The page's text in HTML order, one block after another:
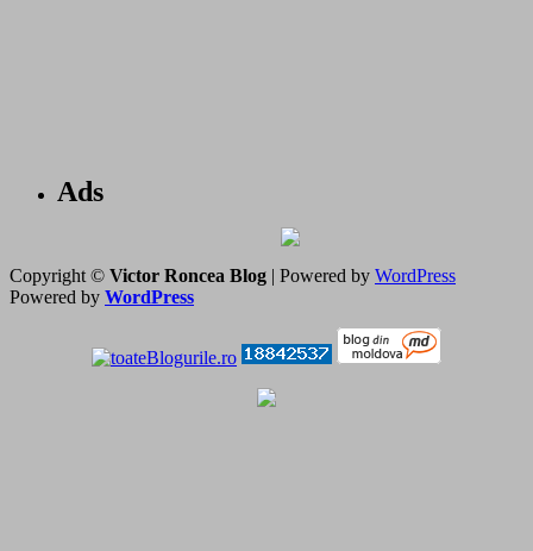
Ads
Copyright © Victor Roncea Blog | Powered by WordPress
Powered by WordPress